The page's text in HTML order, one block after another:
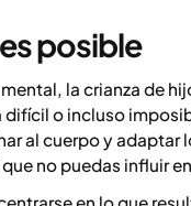
posible
la crianza de
difícil o incluso
al cuerpo y adaptar
no puedas influir